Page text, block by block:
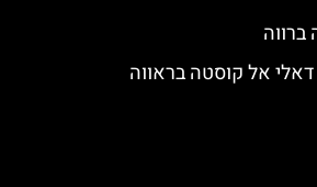
אל קוסטה בראווה